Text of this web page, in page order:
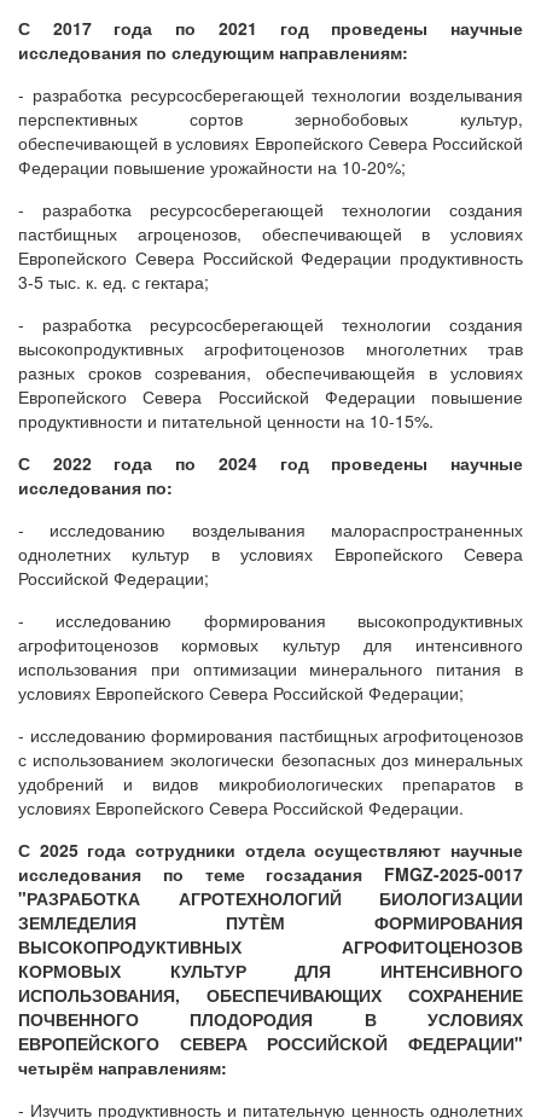
С 2017 года по 2021 год проведены научные
исследования по следующим направлениям:
- разработка ресурсосберегающей технологии возделывания
перспективных сортов зернобобовых культур,
обеспечивающей в условиях Европейского Севера Российской
Федерации повышение урожайности на 10-20%;
- разработка ресурсосберегающей технологии создания
пастбищных агроценозов, обеспечивающей в условиях
Европейского Севера Российской Федерации продуктивность
3-5 тыс. к. ед. с гектара;
- разработка ресурсосберегающей технологии создания
высокопродуктивных агрофитоценозов многолетних трав
разных сроков созревания, обеспечивающейя в условиях
Европейского Севера Российской Федерации повышение
продуктивности и питательной ценности на 10-15%.
С 2022 года по 2024 год проведены научные
исследования по:
- исследованию возделывания малораспространенных
однолетних культур в условиях Европейского Севера
Российской Федерации;
- исследованию формирования высокопродуктивных
агрофитоценозов кормовых культур для интенсивного
использования при оптимизации минерального питания в
условиях Европейского Севера Российской Федерации;
- исследованию формирования пастбищных агрофитоценозов
с использованием экологически безопасных доз минеральных
удобрений и видов микробиологических препаратов в
условиях Европейского Севера Российской Федерации.
С 2025 года сотрудники отдела осуществляют научные
исследования по теме госзадания FMGZ-2025-0017
"РАЗРАБОТКА АГРОТЕХНОЛОГИЙ БИОЛОГИЗАЦИИ
ЗЕМЛЕДЕЛИЯ ПУТЀМ ФОРМИРОВАНИЯ
ВЫСОКОПРОДУКТИВНЫХ АГРОФИТОЦЕНОЗОВ
КОРМОВЫХ КУЛЬТУР ДЛЯ ИНТЕНСИВНОГО
ИСПОЛЬЗОВАНИЯ, ОБЕСПЕЧИВАЮЩИХ СОХРАНЕНИЕ
ПОЧВЕННОГО ПЛОДОРОДИЯ В УСЛОВИЯХ
ЕВРОПЕЙСКОГО СЕВЕРА РОССИЙСКОЙ ФЕДЕРАЦИИ"
четырём направлениям:
- Изучить продуктивность и питательную ценность однолетних